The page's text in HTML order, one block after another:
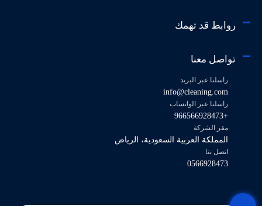
روابط قد تهمك
تواصل معنا
راسلنا عبر البريد
info@cleaning.com
راسلنا عبر الواتساب
+966566928473
مقر الشركة
المملكة العربية السعودية، الرياض
اتصل بنا
0566928473